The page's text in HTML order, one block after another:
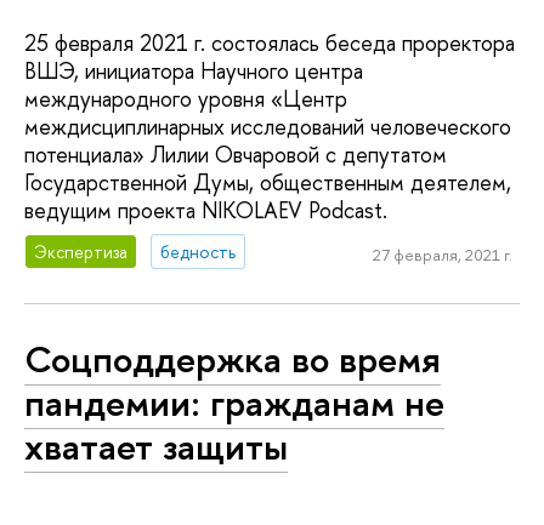
25 февраля 2021 г. состоялась беседа проректора
ВШЭ, инициатора Научного центра
международного уровня «Центр
междисциплинарных исследований человеческого
потенциала» Лилии Овчаровой с депутатом
Государственной Думы, общественным деятелем,
ведущим проекта NIKOLAEV Podcast.
Экспертиза бедность 27 февраля, 2021 г.
Соцподдержка во время
пандемии: гражданам не
хватает защиты